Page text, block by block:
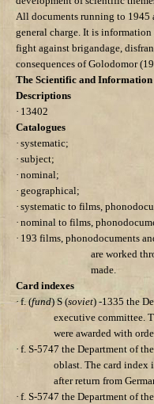
All documents running to 1945
general charge. It is
fight against brigandage,
consequences of Golodomor
The Scientific and Information
Descriptions
· 13402
Catalogues
· systematic;
· subject;
· nominal;
· geographical;
· systematic to films,
· nominal to films,
· 193 films, phonodocuments
are worked
made.
Card indexes
· f. (fund) S (soviet) -1335 the
executive committee.
were awarded with
· f. S-5747 the Department of
oblast. The card index
after return from
· f. S-5747 the Department of